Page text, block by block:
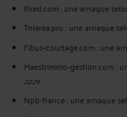
Ifiied.com : une arnaque
Tnlarea.pro : une arnaque
Fibus-courtage.com : une
Maestrimmo-gestion.com :
22:29
Npb-france : une arnaque